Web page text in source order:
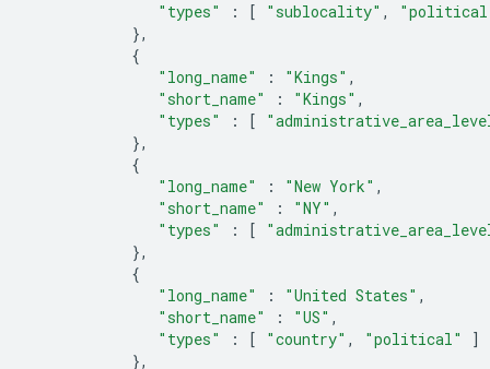
"types"
: [ "sublocality" ,
},
{
"long_name"
: "Kings" ,
"short_name"
: "Kings" ,
"types"
: [
},
{
"long_name"
: "New York" ,
"short_name"
: "NY" ,
"types"
: [
},
{
"long_name"
: "United States" ,
"short_name"
: "US" ,
"types"
: [ "country" , "political"
]
},